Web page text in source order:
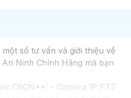
số tư vấn và giới thiệu về
An Ninh Chính Hãng mà bạn
C6CN**: - Camera IP PTZ